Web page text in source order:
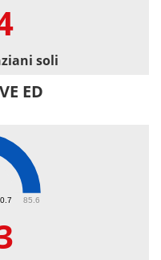
soli
ED
85.6